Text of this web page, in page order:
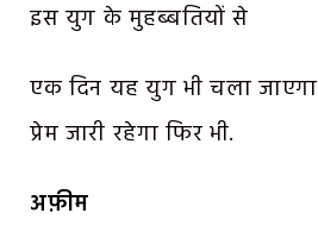
इस युग के मुहब्बतियों से
एक दिन यह युग भी चला जाएगा
प्रेम जारी रहेगा फिर भी.
अफ़ीम